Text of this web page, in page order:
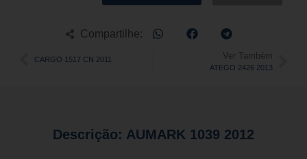
Compartilhe:
CARGO 1517 CN 2011 Ver Também
ATEGO 2426 2013
Descrição: AUMARK 1039 2012